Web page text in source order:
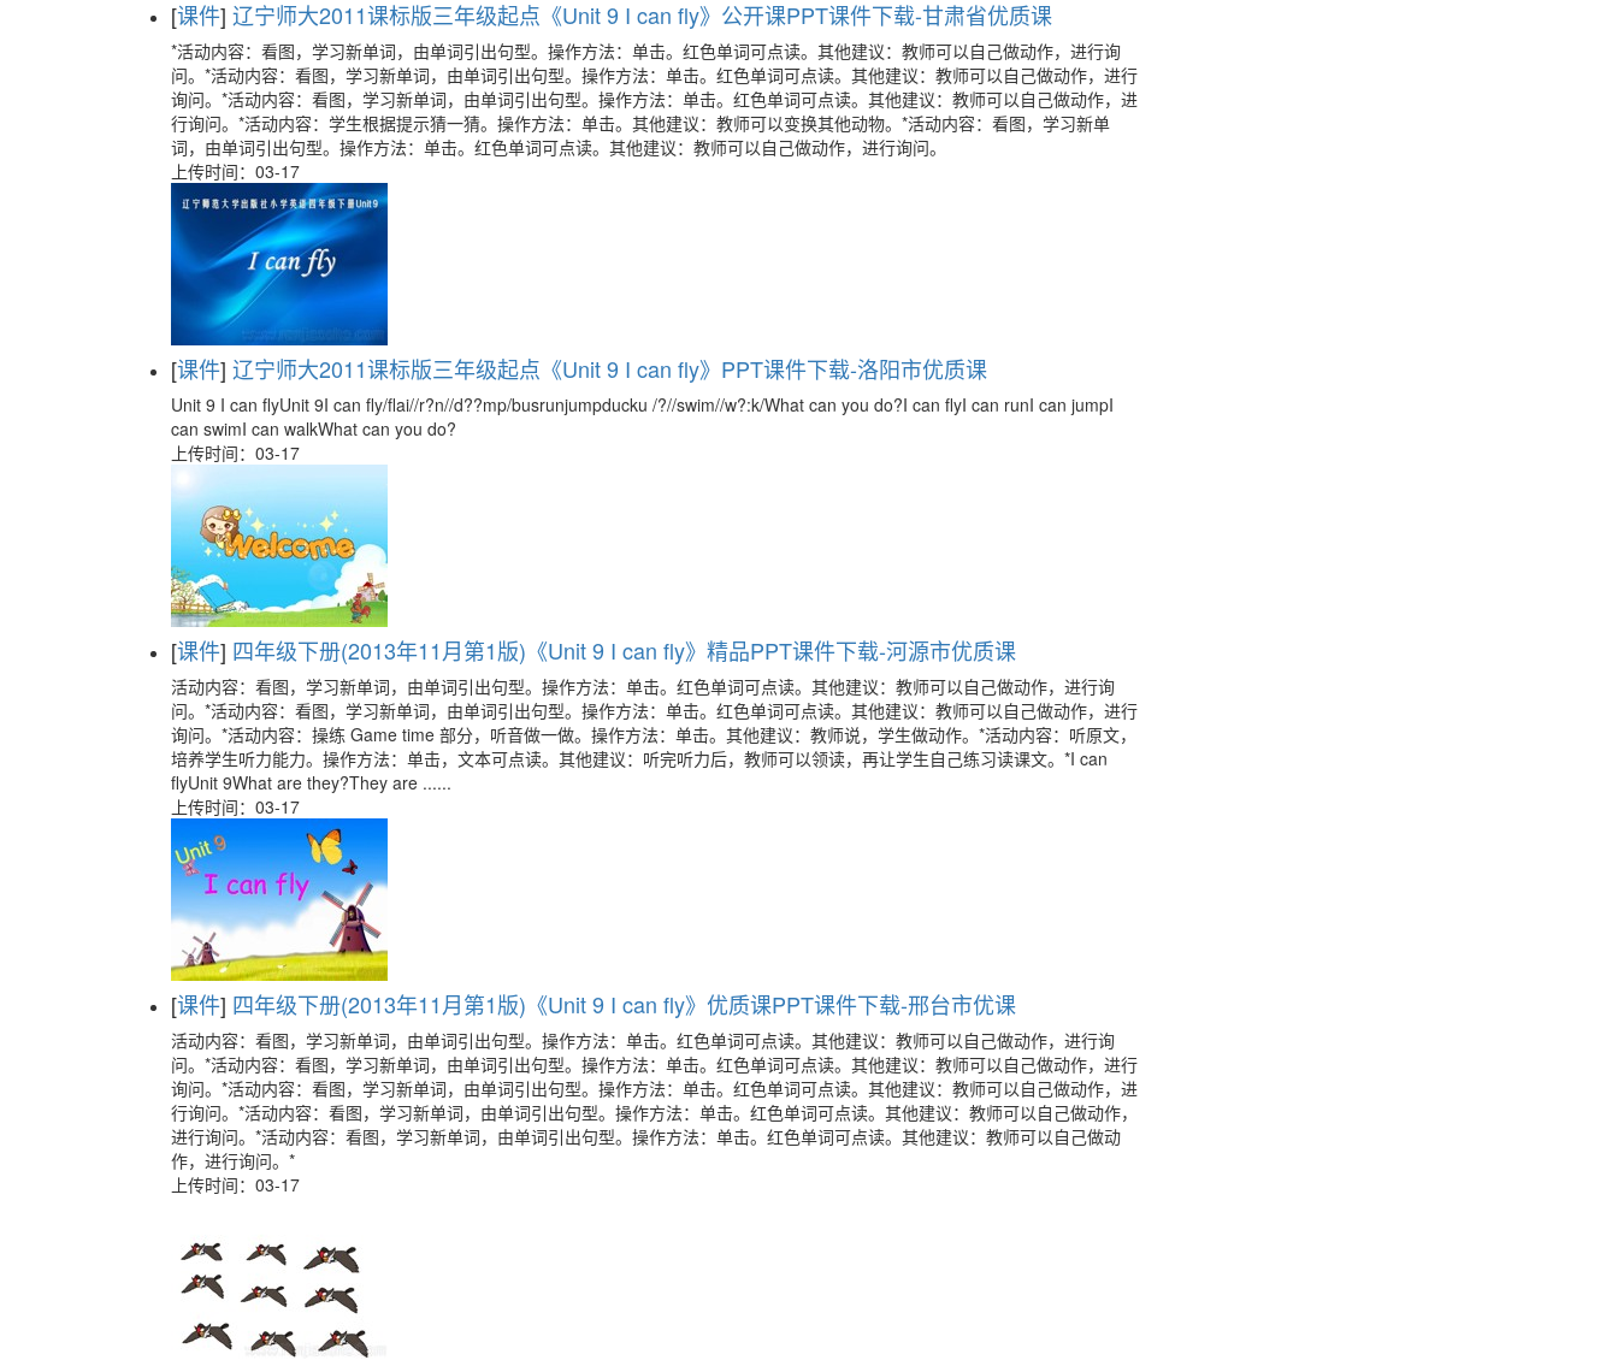
[课件] 辽宁师大2011课标版三年级起点《Unit 9 I can fly》公开课PPT课件下载-甘肃省优质课
*活动内容：看图，学习新单词，由单词引出句型。操作方法：单击。红色单词可点读。其他建议：教师可以自己做动作，进行询
问。*活动内容：看图，学习新单词，由单词引出句型。操作方法：单击。红色单词可点读。其他建议：教师可以自己做动作，进行
询问。*活动内容：看图，学习新单词，由单词引出句型。操作方法：单击。红色单词可点读。其他建议：教师可以自己做动作，进
行询问。*活动内容：学生根据提示猜一猜。操作方法：单击。其他建议：教师可以变换其他动物。*活动内容：看图，学习新单
词，由单词引出句型。操作方法：单击。红色单词可点读。其他建议：教师可以自己做动作，进行询问。
上传时间：03-17
[课件] 辽宁师大2011课标版三年级起点《Unit 9 I can fly》PPT课件下载-洛阳市优质课
Unit 9 I can flyUnit 9I can fly/flai//r?n//d??mp/busrunjumpducku /?//swim//w?:k/What can you do?I can flyI can runI can jumpI
can swimI can walkWhat can you do?
上传时间：03-17
[课件] 四年级下册(2013年11月第1版)《Unit 9 I can fly》精品PPT课件下载-河源市优质课
活动内容：看图，学习新单词，由单词引出句型。操作方法：单击。红色单词可点读。其他建议：教师可以自己做动作，进行询
问。*活动内容：看图，学习新单词，由单词引出句型。操作方法：单击。红色单词可点读。其他建议：教师可以自己做动作，进行
询问。*活动内容：操练 Game time 部分，听音做一做。操作方法：单击。其他建议：教师说，学生做动作。*活动内容：听原文，
培养学生听力能力。操作方法：单击，文本可点读。其他建议：听完听力后，教师可以领读，再让学生自己练习读课文。*I can
flyUnit 9What are they?They are ......
上传时间：03-17
[课件] 四年级下册(2013年11月第1版)《Unit 9 I can fly》优质课PPT课件下载-邢台市优课
活动内容：看图，学习新单词，由单词引出句型。操作方法：单击。红色单词可点读。其他建议：教师可以自己做动作，进行询
问。*活动内容：看图，学习新单词，由单词引出句型。操作方法：单击。红色单词可点读。其他建议：教师可以自己做动作，进行
询问。*活动内容：看图，学习新单词，由单词引出句型。操作方法：单击。红色单词可点读。其他建议：教师可以自己做动作，进
行询问。*活动内容：看图，学习新单词，由单词引出句型。操作方法：单击。红色单词可点读。其他建议：教师可以自己做动作，
进行询问。*活动内容：看图，学习新单词，由单词引出句型。操作方法：单击。红色单词可点读。其他建议：教师可以自己做动
作，进行询问。*
上传时间：03-17